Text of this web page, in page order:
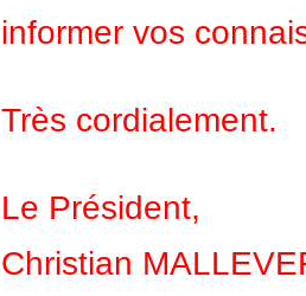
informer vos
Très cordialement.
Le Président,
Christian